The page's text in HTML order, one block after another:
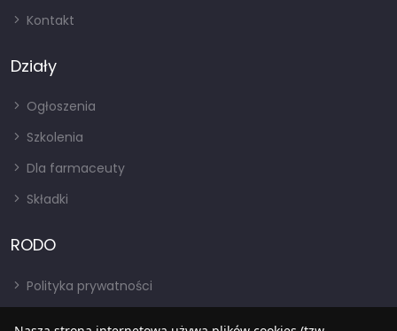
Kontakt
Działy
Ogłoszenia
Szkolenia
Dla farmaceuty
Składki
RODO
Polityka prywatności